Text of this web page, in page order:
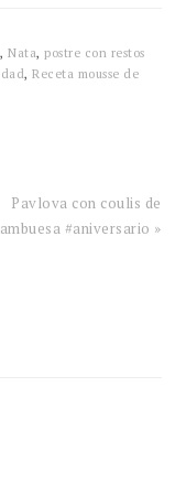
,Nata,postre con restos
,Receta mousse de
Siguiente
entrada:
Pavlova con coulis de
#aniversario »